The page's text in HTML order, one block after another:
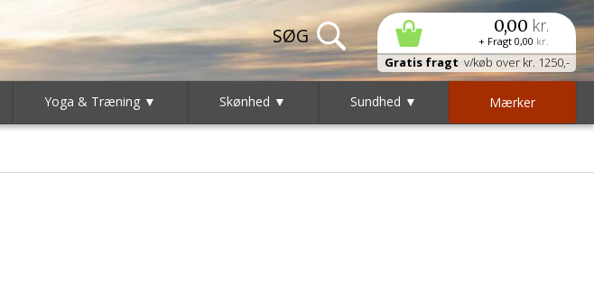
0,00 kr.
+ Fragt 0,00 kr.
Gratis fragt v/køb over kr. 1250,-
Yoga & Træning ▼ Skønhed ▼ Sundhed ▼ Mærker